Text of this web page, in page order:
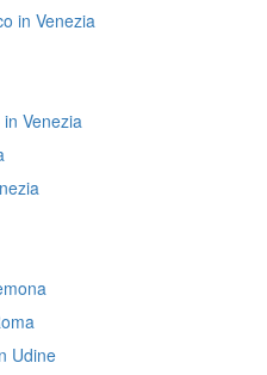
in Venezia
Venezia
Udine